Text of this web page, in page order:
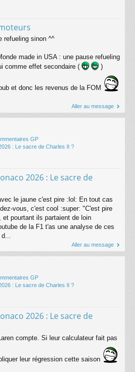
refueling sinon ^^
made in USA : une pause refueling
comme effet secondaire (
)
et donc les revenus de la FOM
Aller au message
GP
: Le sacre de Charles II ?
2026 : Le sacre de
le jaune c'est pire :lol: En tout cas
vous, c'est cool :super: "C'est pire
pourtant ils partaient de loin
de la F1 t'as une analyse de ces
d...
Aller au message
GP
: Le sacre de Charles II ?
2026 : Le sacre de
compte. Si leur calculateur fait pas
leur régression cette saison